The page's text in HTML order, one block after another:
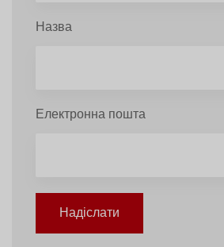
Назва
Електронна пошта
Надіслати